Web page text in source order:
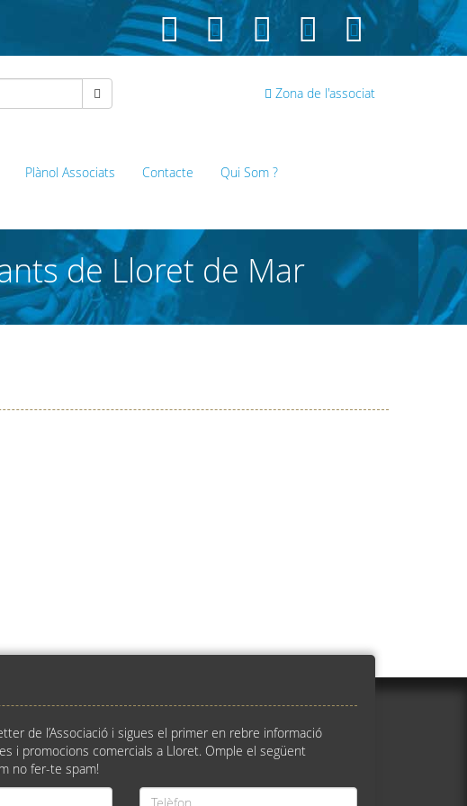
Zona de l'associat
Plànol Associats Contacte Qui Som ?
de Lloret de Mar
de l’Associació i sigues el primer en rebre informació
i promocions comercials a Lloret. Omple el següent
no fer-te spam!
Telèfon